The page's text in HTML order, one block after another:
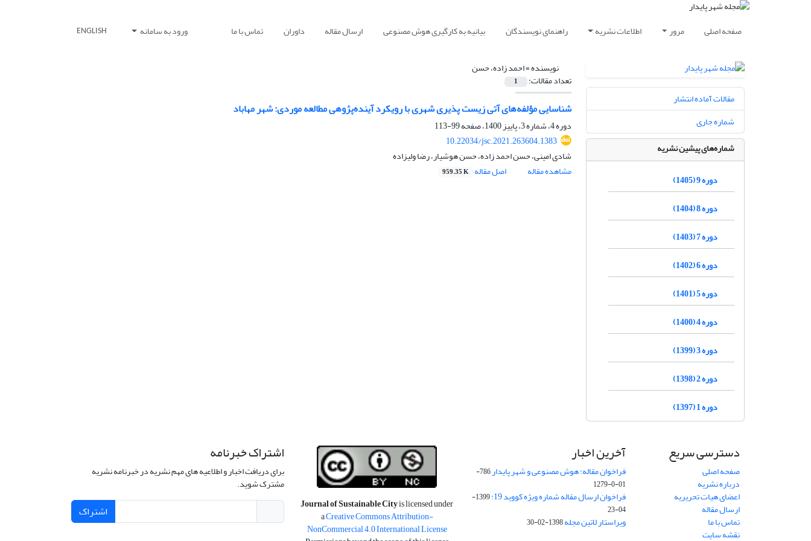
صفحه اصلی مرور اطلاعات نشریه راهنمای نویسندگان بیانیه به کارگیری هوش مصنوعی ارسال مقاله داوران تماس با ما ورود به سامانه ENGLISH
نویسنده =احمد زاده، حسن
تعداد مقالات: 1
شناسایی مؤلفه‌های آتی زیست پذیری شهری با رویکرد آینده‌پژوهی مطالعه موردی: شهر مهاباد
دوره 4، شماره 3، پاییز 1400، صفحه
99-113
10.22034/jsc.2021.263604.1383
شادی امینی، حسن احمد زاده، حسن هوشیار، رضا ولیزاده
مشاهده مقاله
اصل مقاله 959.35 K
مقالات آماده انتشار
شماره جاری
شماره‌های پیشین نشریه
دوره 9 (1405)
دوره 8 (1404)
دوره 7 (1403)
دوره 6 (1402)
دوره 5 (1401)
دوره 4 (1400)
دوره 3 (1399)
دوره 2 (1398)
دوره 1 (1397)
دسترسی سریع
صفحه اصلی
درباره نشریه
اعضای هیات تحریریه
ارسال مقاله
تماس با ما
نقشه سایت
آخرین اخبار
فراخوان مقاله: هوش مصنوعی و شهر پایدار
786-
01-0-1279
فراخوان ارسال مقاله شماره ویژه کووید 19:
1399-
04-23
ویراستار لاتین مجله1398-02-30
Journal of Sustainable Cityis licensed under
aCreative Commons Attribution-
NonCommercial 4.0 International License
اشتراک خبرنامه
برای دریافت اخبار و اطلاعیه های مهم نشریه در خبرنامه نشریه
مشترک شوید.
اشتراک